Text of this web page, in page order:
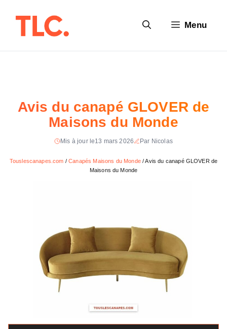
Menu
Avis du canapé GLOVER de
Maisons du Monde
Mis à jour le13 mars 2026 Par Nicolas
Touslescanapes.com /Canapés Maisons du Monde/Avis du canapé GLOVER de
Maisons du Monde